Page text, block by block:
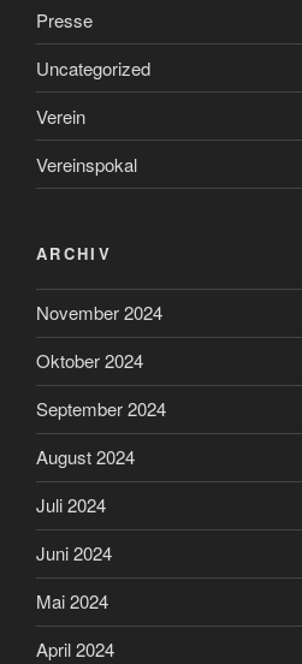
Presse
Uncategorized
Verein
Vereinspokal
ARCHIV
November 2024
Oktober 2024
September 2024
August 2024
Juli 2024
Juni 2024
Mai 2024
April 2024